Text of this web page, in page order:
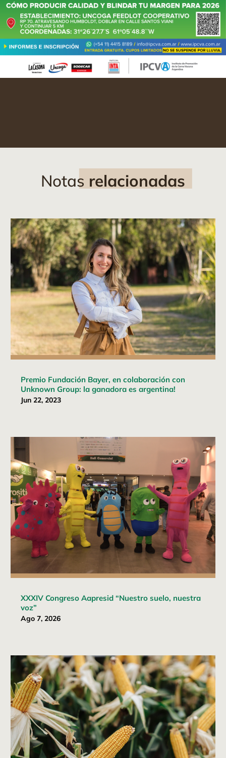
Notas relacionadas
Premio Fundación Bayer, en colaboración con
Unknown Group: la ganadora es argentina!
Jun 22, 2023
XXXIV Congreso Aapresid “Nuestro suelo, nuestra
voz”
Ago 7, 2026